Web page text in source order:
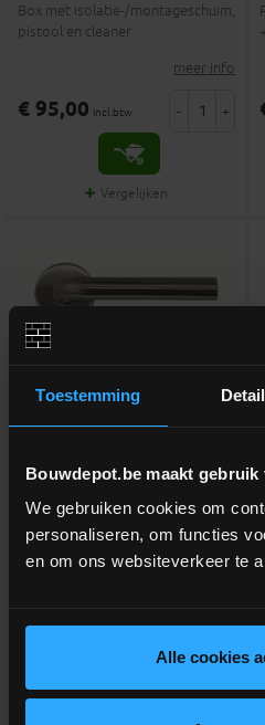
Toestemming
Bouwdepot.be maakt gebruik
We gebruiken cookies om
personaliseren, om functies
en om ons websiteverkeer te
Alle cookies
Box met isolatie-/montageschuim,
pistool en cleaner
meer info
€ 95,00 incl.btw - +
Vergelijken
Deurklink inox 19mm L-vorm
Rechte deurkruk met gebogen
hoek + rozet voor slot
€ 41,00